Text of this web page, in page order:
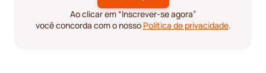
Ao clicar em “Inscrever-se agora”
você concorda com o nosso Política de privacidade.